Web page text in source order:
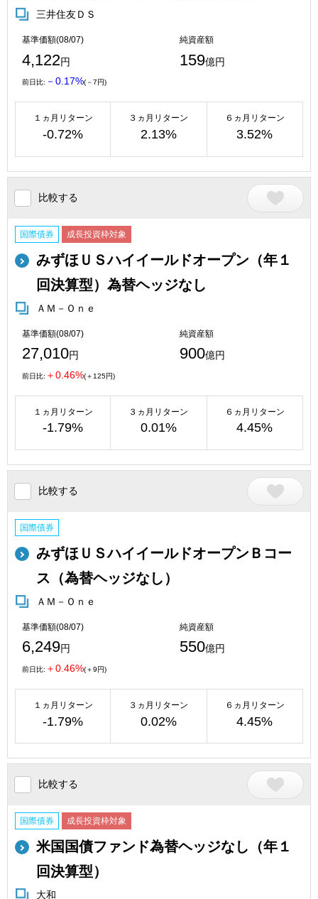
三井住友ＤＳ
基準価額(08/07)
4,122円
純資産額
159億円
前日比: －0.17%(－7円)
１ヵ月リターン
-0.72%
３ヵ月リターン
2.13%
６ヵ月リターン
3.52%
比較する
国際債券 成長投資枠対象
みずほＵＳハイイールドオープン（年１
回決算型）為替ヘッジなし
ＡＭ－Ｏｎｅ
基準価額(08/07)
27,010円
純資産額
900億円
前日比: ＋0.46%(＋125円)
１ヵ月リターン
-1.79%
３ヵ月リターン
0.01%
６ヵ月リターン
4.45%
比較する
国際債券
みずほＵＳハイイールドオープンＢコー
ス（為替ヘッジなし）
ＡＭ－Ｏｎｅ
基準価額(08/07)
6,249円
純資産額
550億円
前日比: ＋0.46%(＋9円)
１ヵ月リターン
-1.79%
３ヵ月リターン
0.02%
６ヵ月リターン
4.45%
比較する
国際債券 成長投資枠対象
米国国債ファンド為替ヘッジなし（年１
回決算型）
大和